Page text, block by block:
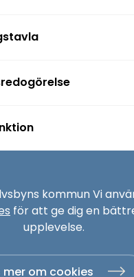
kommun Vi
för att ge dig en
upplevelse.
mer om cookies